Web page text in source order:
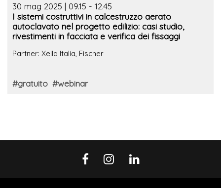
30 mag 2025 | 09.15 - 12.45
I sistemi costruttivi in calcestruzzo aerato
autoclavato nel progetto edilizio: casi studio,
rivestimenti in facciata e verifica dei fissaggi
Partner: Xella Italia, Fischer
#gratuito #webinar